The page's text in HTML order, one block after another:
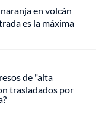
en volcán
es la máxima
de "alta
trasladados por